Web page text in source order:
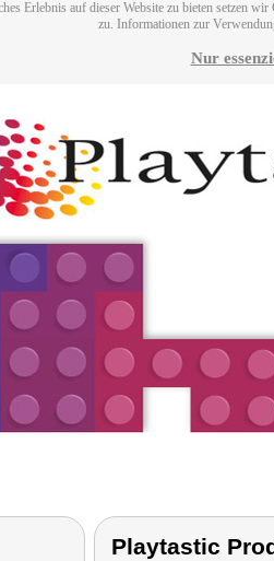
Erlebnis auf dieser Website zu bieten setzen
zu. Informationen zur
Nur
Playtastic